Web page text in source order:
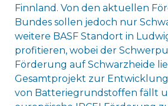
Finnland. Von den aktuellen
Bundes sollen jedoch nur
weitere BASF Standort in
profitieren, wobei der
Förderung auf Schwarzheide
Gesamtprojekt zur
von Batteriegrundstoffen fällt